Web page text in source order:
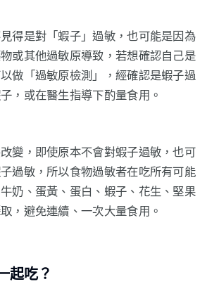
得是對「蝦子」過敏，也可能是因為
或其他過敏原導致，若想確認自己是
做「過敏原檢測」，經確認是蝦子過
，或在醫生指導下酌量食用。
變，即使原本不會對蝦子過敏，也可
過敏，所以食物過敏者在吃所有可能
奶、蛋黃、蛋白、蝦子、花生、堅果
，避免連續、一次大量食用。
起吃？